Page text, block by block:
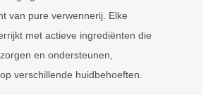
van pure verwennerij. Elke
met actieve ingrediënten die
en ondersteunen,
verschillende huidbehoeften.